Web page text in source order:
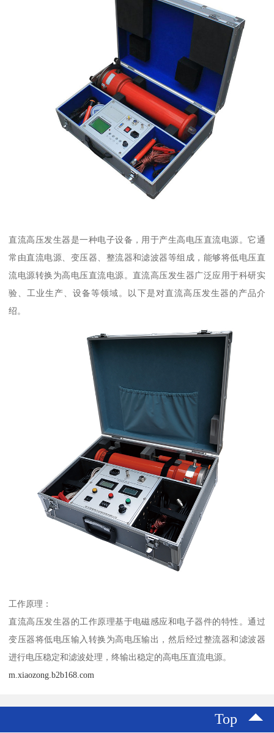
直流高压发生器是一种电子设备，用于产生高电压直流电源。它通
常由直流电源、变压器、整流器和滤波器等组成，能够将低电压直
流电源转换为高电压直流电源。直流高压发生器广泛应用于科研实
验、工业生产、设备等领域。以下是对直流高压发生器的产品介
绍。
工作原理：
直流高压发生器的工作原理基于电磁感应和电子器件的特性。通过
变压器将低电压输入转换为高电压输出，然后经过整流器和滤波器
进行电压稳定和滤波处理，终输出稳定的高电压直流电源。
m.xiaozong.b2b168.com
Top